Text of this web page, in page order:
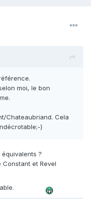
moi, le bon
Chateaubriand. Cela
)
?
et Revel